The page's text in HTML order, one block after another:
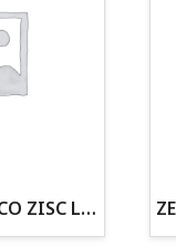
ZOGOFLEX DISCO ZISC L (21.6CM) FLUORESCENTE